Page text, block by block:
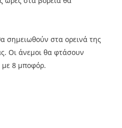
σημειωθούν στα ορεινά της
Οι άνεμοι θα φτάσουν
με 8 μποφόρ.